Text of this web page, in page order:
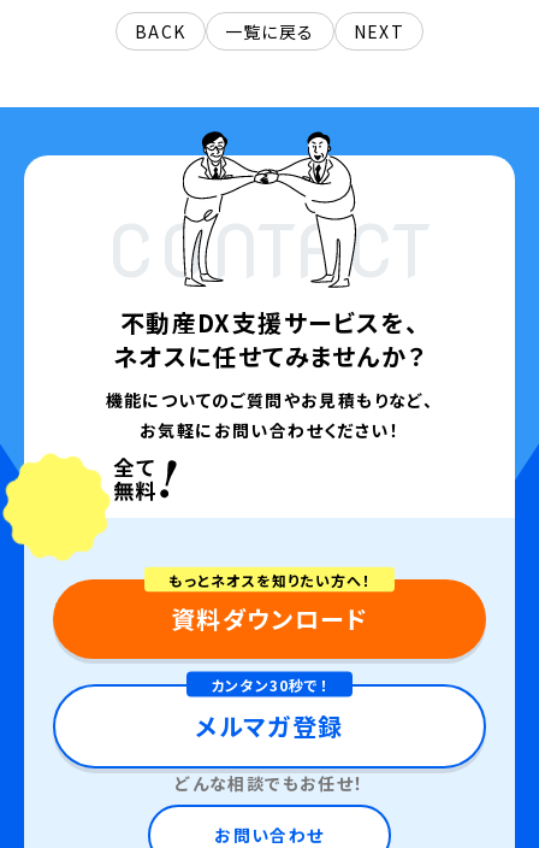
BACK 一覧に戻る NEXT
CONTACT
不動産DX支援サービスを、
ネオスに任せてみませんか？
機能についてのご質問やお見積もりなど、
お気軽にお問い合わせください！
もっとネオスを知りたい方へ！
資料ダウンロード
カンタン30秒で！
メルマガ登録
どんな相談でもお任せ！
お問い合わせ